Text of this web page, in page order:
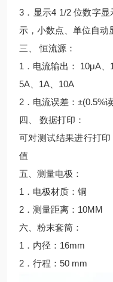
3．显示4 1/2 位数字
示，小数点、单位自动
三、 恒流源：
1．电流输出： 10μA
5A、1A、10A
2．电流误差：±(0.5%
四、 数据打印：
可对测试结果进行打
值
五、测量电极：
1．电极材质：铜
2．测量距离：10MM
六、粉末套筒：
1．内径：16mm
2．行程：50 mm